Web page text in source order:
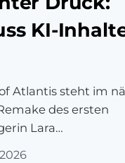
KI-
Atlantis steht im
des ersten
Lara…